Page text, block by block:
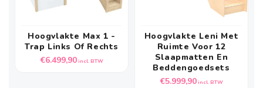
Hoogvlakte Max 1 -
Trap Links Of Rechts
Normale
€6.499,90incl. BTW
Hoogvlakte Leni Met
Ruimte Voor 12
Slaapmatten En
Beddengoedsets
Normale
€5.999,90incl. BTW